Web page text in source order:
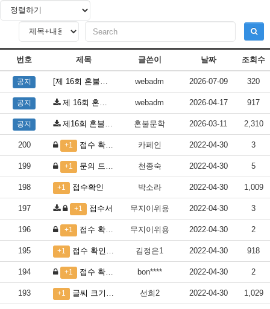
번호 제목 글쓴이 날짜 조회수
공지 [제 16회 혼불문학상] 당선작 공고 webadm 2026-07-09 320
공지 제 16회 혼불문학상 접수 방법안내 webadm 2026-04-17 917
공지 제16회 혼불문학상 공모 안내 혼불문학 2026-03-11 2,310
200 +1 접수 확인은 안되고 중복 전화 번호는 접수 불가라고만 나옵니다 카페인 2022-04-30 3
199 +1 문의 드립니다 천종숙 2022-04-30 5
198 +1 접수확인 박소라 2022-04-30 1,009
197 +1 접수서 무지이위용 2022-04-30 3
196 +1 접수 확인 부탁드립니다. 무지이위용 2022-04-30 2
195 +1 접수 확인 부탁드립니다. 김정은1 2022-04-30 918
194 +1 접수 확인 부탁드립니다. bon**** 2022-04-30 2
193 +1 글씨 크기 바꾸면서 글의 정렬이 깨어졌는데 괜찮을까요? 선희2 2022-04-30 1,029